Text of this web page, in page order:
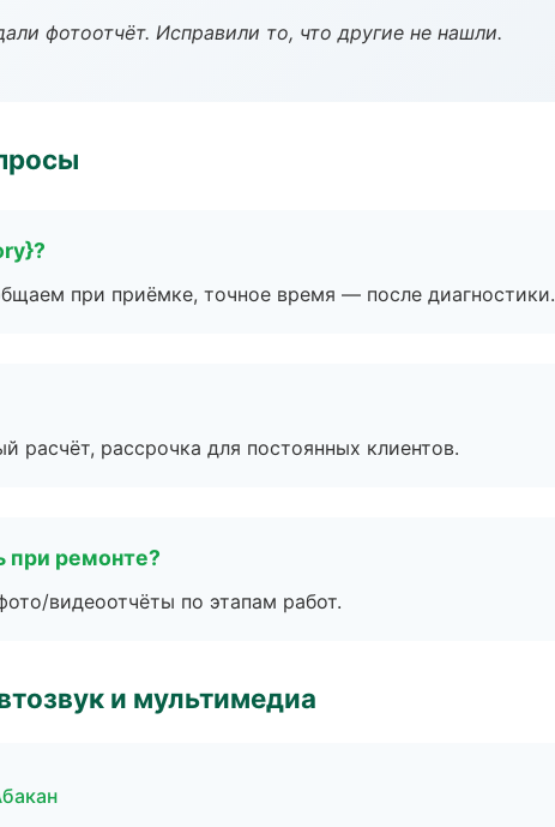
фотоотчёт. Исправили то, что другие не нашли.
при приёмке, точное время — после диагностики.
расчёт, рассрочка для постоянных клиентов.
при ремонте?
видеоотчёты по этапам работ.
и мультимедиа